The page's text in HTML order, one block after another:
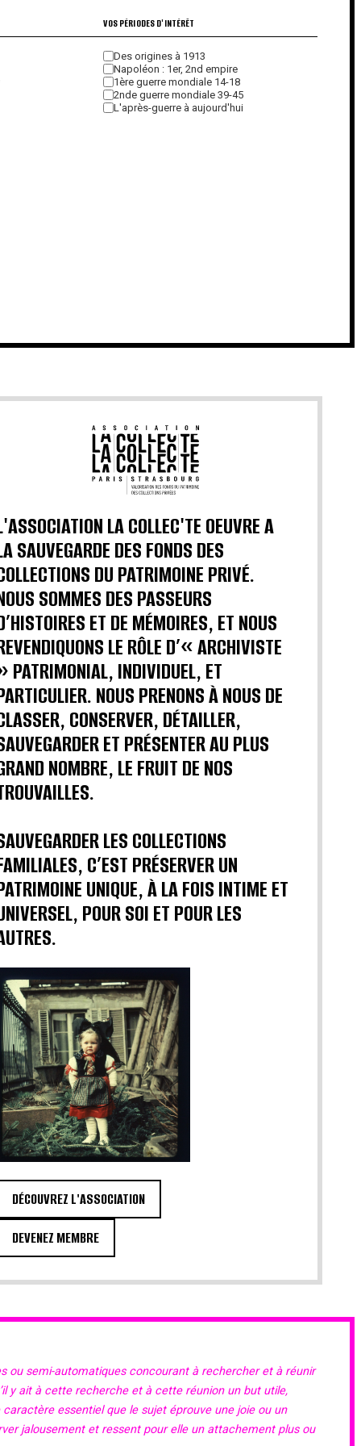
VOS PÉRIODES D'INTÉRÊT
Des origines à 1913
Napoléon : 1er, 2nd empire
1ère guerre mondiale 14-18
2nde guerre mondiale 39-45
L'après-guerre à aujourd'hui
LA COLLEC'TE OEUVRE A
SAUVEGARDE DES FONDS DES
DU PATRIMOINE PRIVÉ.
SOMMES DES PASSEURS
ET DE MÉMOIRES, ET NOUS
LE RÔLE D’« ARCHIVISTE
PATRIMONIAL, INDIVIDUEL, ET
NOUS PRENONS À NOUS DE
CONSERVER, DÉTAILLER,
ET PRÉSENTER AU PLUS
NOMBRE, LE FRUIT DE NOS
LES COLLECTIONS
C’EST PRÉSERVER UN
UNIQUE, À LA FOIS INTIME ET
POUR SOI ET POUR LES
DÉCOUVREZ L'ASSOCIATION
DEVENEZ MEMBRE
ou semi-automatiques concourant à rechercher et à réunir
y ait à cette recherche et à cette réunion un but utile,
essentiel que le sujet éprouve une joie ou un
jalousement et ressent pour elle un attachement plus ou